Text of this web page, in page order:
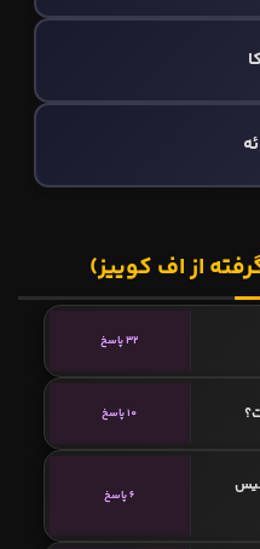
از اف کوییز)
32 پاسخ
10 پاسخ
6 پاسخ